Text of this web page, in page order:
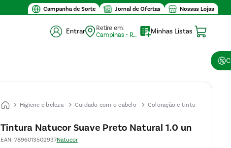
Campanha de Sorte Jornal de Ofertas Nossas Lojas
Entrar
Retire em:
Campinas - Retirada (10)
Minhas Listas
Higiene e beleza
Cuidado com o cabelo Coloração e tinturas
Tintura Natucor Suave Preto Natural 1.0 un
EAN: 7896013502937Natucor